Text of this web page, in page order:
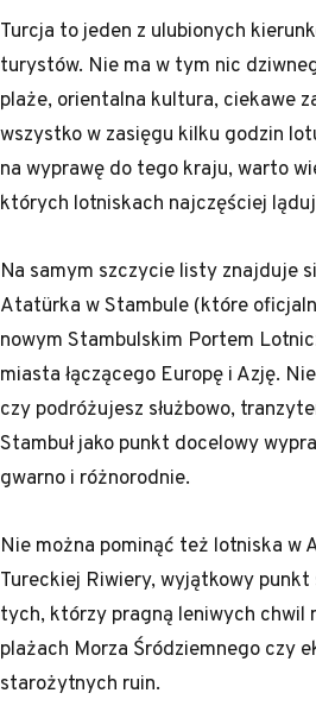
Turcja to jeden z ulubionych
turystów. Nie ma w tym nic
plaże, orientalna kultura, ciekawe
wszystko w zasięgu kilku godzin
na wyprawę do tego kraju, warto
których lotniskach najczęściej
Na samym szczycie listy znajduje
Atatürka w Stambule (które
nowym Stambulskim Portem
miasta łączącego Europę i Azję.
czy podróżujesz służbowo,
Stambuł jako punkt docelowy
gwarno i różnorodnie.
Nie można pominąć też lotniska w
Tureckiej Riwiery, wyjątkowy
tych, którzy pragną leniwych chwil
plażach Morza Śródziemnego czy
starożytnych ruin.